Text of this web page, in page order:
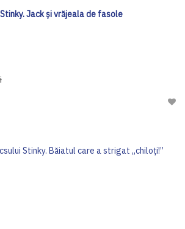
Jack și vrăjeala de fasole